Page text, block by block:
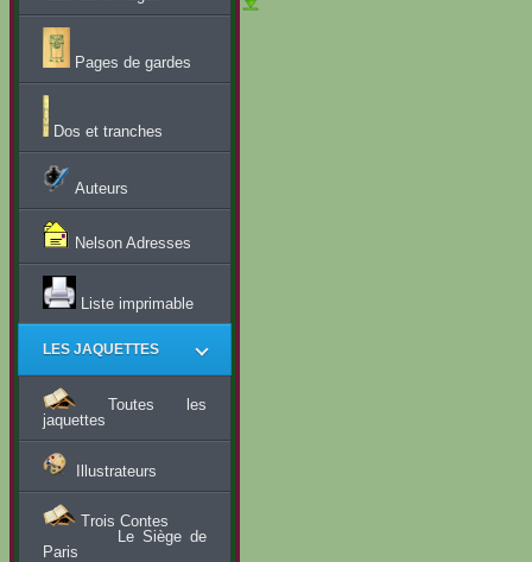
Pages de gardes
Dos et tranches
Auteurs
Nelson Adresses
Liste imprimable
LES JAQUETTES
Toutes les
jaquettes
Illustrateurs
Trois Contes
Le Siège de
Paris